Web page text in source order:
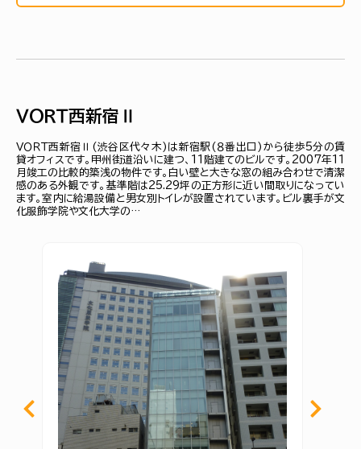
ＶＯＲＴ西新宿Ⅱ
ＶＯＲＴ西新宿Ⅱ(渋谷区代々木)は新宿駅(８番出口)から徒歩5分の賃
貸オフィスです。甲州街道沿いに建つ、11階建てのビルです。2007年11
月竣工の比較的築浅の物件です。白い壁と大きな窓の組み合わせで清潔
感のある外観です。基準階は25.29坪の正方形に近い間取りになってい
ます。室内に給湯設備と男女別トイレが設置されています。ビル裏手が文
化服飾学院や文化大学の…